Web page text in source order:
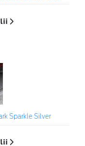
Sparkle Silver